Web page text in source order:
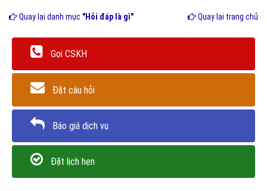
Quay lại danh mục "Hỏi đáp là gì" Quay lại trang chủ
Gọi CSKH
Đặt câu hỏi
Báo giá dịch vụ
Đặt lịch hẹn